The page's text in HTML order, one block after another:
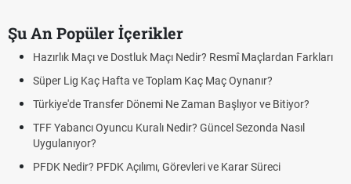
Şu An Popüler İçerikler
Hazırlık Maçı ve Dostluk Maçı Nedir? Resmî Maçlardan Farkları
Süper Lig Kaç Hafta ve Toplam Kaç Maç Oynanır?
Türkiye'de Transfer Dönemi Ne Zaman Başlıyor ve Bitiyor?
TFF Yabancı Oyuncu Kuralı Nedir? Güncel Sezonda Nasıl
Uygulanıyor?
PFDK Nedir? PFDK Açılımı, Görevleri ve Karar Süreci